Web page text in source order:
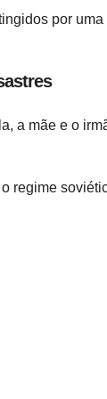
por
a mãe e o
regime